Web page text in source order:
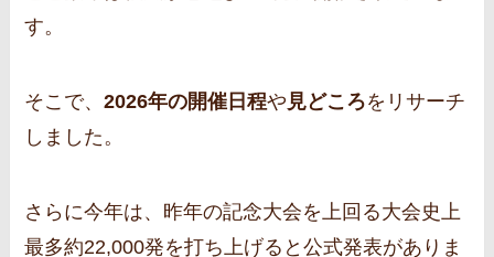
す。
そこで、2026年の開催日程や 見どころをリサーチ
しました。
さらに今年は、昨年の記念大会を上回る大会史上
最多約22,000発を打ち上げると公式発表がありま